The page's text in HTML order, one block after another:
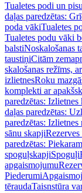
Tualetes podi un
daļas paredzētas:
poda vākiTualetes
Tualetes podu vāki
balstiNoskalošanas
taustiņiCitām
skalošanas režīms,
izlietnesRoku
komplekti ar
paredzētas:
daļas paredzētas:
paredzētas: Izlietnes
sānu skapji
paredzētas:
spoguļskapjiSpoguļi
apgaismojumu
Piederumi
tēraudaTaisnstūra